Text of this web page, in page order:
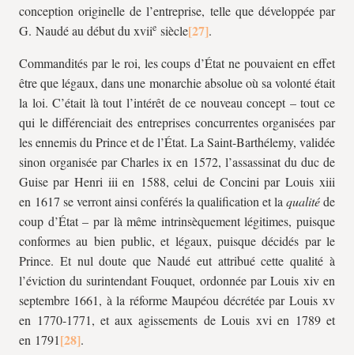
conception originelle de l’entreprise, telle que développée par
G. Naudé au début du xviie siècle
.
Commandités par le roi, les coups d’État ne pouvaient en effet
être que légaux, dans une monarchie absolue où sa volonté était
la loi. C’était là tout l’intérêt de ce nouveau concept – tout ce
qui le différenciait des entreprises concurrentes organisées par
les ennemis du Prince et de l’État. La Saint-Barthélemy, validée
sinon organisée par Charles ix en 1572, l’assassinat du duc de
Guise par Henriiii en 1588, celui de Concini par Louisxiii
en 1617 se verront ainsi conférés la qualification et la qualitéde
coup d’État – par là même intrinsèquement légitimes, puisque
conformes au bien public, et légaux, puisque décidés par le
Prince. Et nul doute que Naudé eut attribué cette qualité à
l’éviction du surintendant Fouquet, ordonnée par Louis xiven
septembre 1661, à la réforme Maupéou décrétée par Louis xv
en 1770-1771, et aux agissements de Louis xvi en 1789 et
en 1791
.